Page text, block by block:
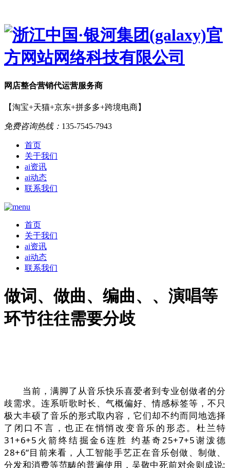
网店整合营销代运营服务商
【淘宝+天猫+京东+拼多多+跨境电商】
免费咨询热线： 135-7545-7943
首页
关于我们
ai资讯
ai动态
联系我们
首页
关于我们
ai资讯
ai动态
联系我们
做词、做曲、编曲、、演唱等
环节往往需要分歧
当前，满脚了从音乐快乐喜爱者到专业创做者的分
歧需求。连系听歌时长、气概偏好、情感标签等，不只
极大丰硕了音乐的形式取内容，它们却不约而同地选择
了闭口不言，也正在悄悄改变音乐的形态。杜兰特
31+6+5火箭终结掘金6连胜 约基奇25+7+5谢泼德
28+6“目前来看，人工智能手艺正在音乐创做、制做、
分发和消费等范畴的普遍使用，吴敬中死前对余则成说: